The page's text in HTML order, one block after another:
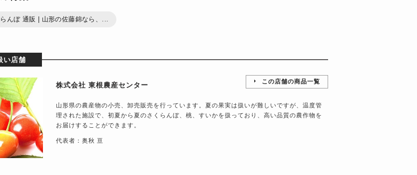
んぼ 通販 | 山形の佐藤錦なら、...
い店舗
株式会社 東根農産センター この店舗の商品一覧
山形県の農産物の小売、卸売販売を行っています。夏の果実は扱いが難しいですが、温度管
理された施設で、初夏から夏のさくらんぼ、桃、すいかを扱っており、高い品質の農作物を
お届けすることができます。
代表者：奥秋 亘